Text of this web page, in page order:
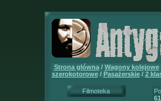
Strona główna/ Wagony kolejowe
szerokotorowe/ Pasażerskie/ 2
Filmoteka